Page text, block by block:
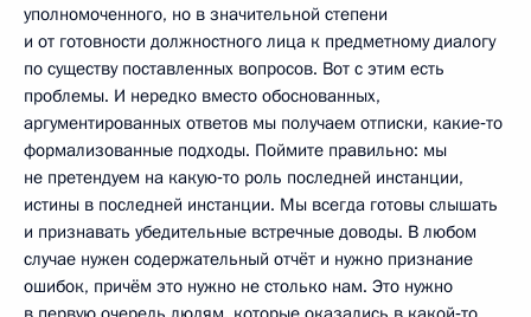
уполномоченного, но в значительной степени
и от готовности должностного лица к предметному диалогу
по существу поставленных вопросов. Вот с этим есть
проблемы. И нередко вместо обоснованных,
аргументированных ответов мы получаем отписки, какие‑то
формализованные подходы. Поймите правильно: мы
не претендуем на какую‑то роль последней инстанции,
истины в последней инстанции. Мы всегда готовы слышать
и признавать убедительные встречные доводы. В любом
случае нужен содержательный отчёт и нужно признание
ошибок, причём это нужно не столько нам. Это нужно